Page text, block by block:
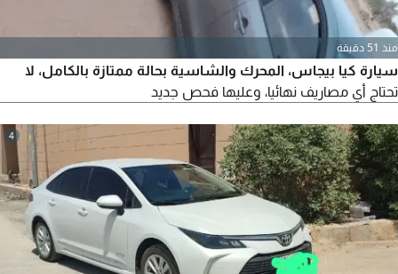
منذ 51 دقيقة
سيارة كيا بيجاس، المحرك والشاسية بحالة ممتازة بالكامل، لا
تحتاج أي مصاريف نهائيا، وعليها فحص جديد
4